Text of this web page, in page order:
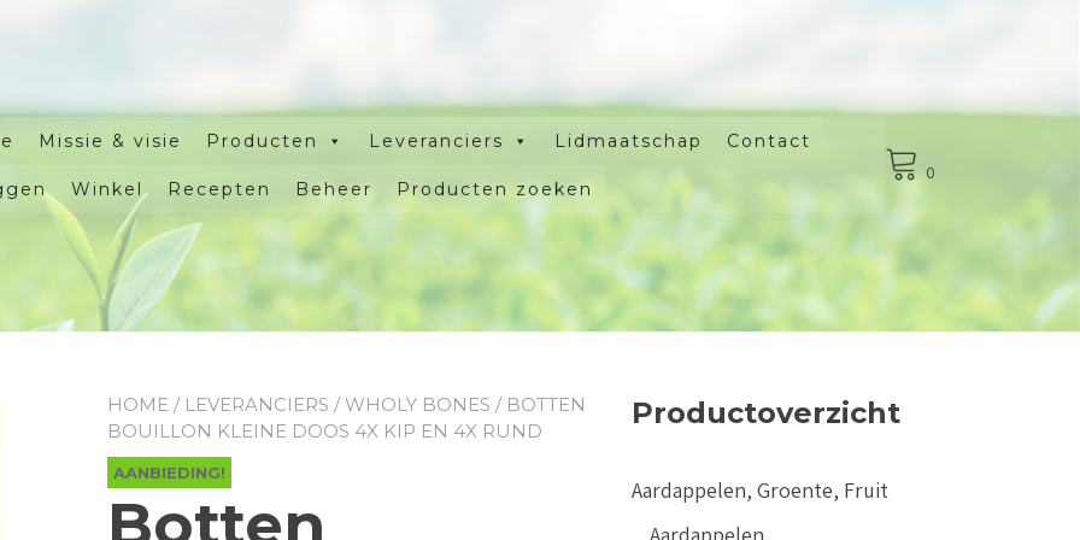
Missie & visie Producten Leveranciers Lidmaatschap Contact
Winkel Recepten Beheer Producten zoeken
0
HOME / LEVERANCIERS /WHOLY BONES / BOTTEN
BOUILLON KLEINE DOOS 4X KIP EN 4X RUND
AANBIEDING!
Botten
Productoverzicht
Aardappelen, Groente, Fruit